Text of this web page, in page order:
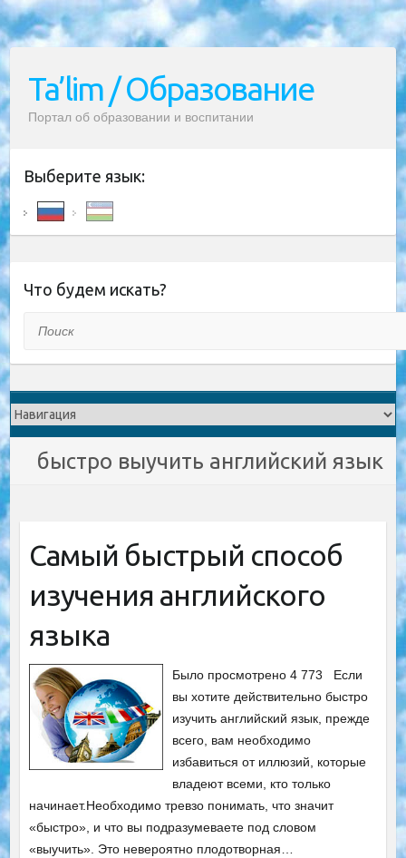
Ta’lim / Образование
Портал об образовании и воспитании
Выберите язык:
Что будем искать?
быстро выучить английский язык
Самый быстрый способ
изучения английского
языка
Было просмотрено 4 773 Если
вы хотите действительно быстро
изучить английский язык, прежде
всего, вам необходимо
избавиться от иллюзий, которые
владеют всеми, кто только
начинает.Необходимо тревзо понимать, что значит
«быстро», и что вы подразумеваете под словом
«выучить». Это невероятно плодотворная…